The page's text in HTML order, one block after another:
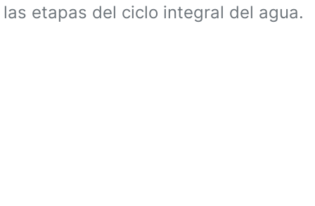
las etapas del ciclo integral del agua.